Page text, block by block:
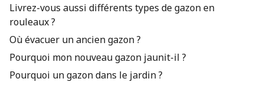
Livrez-vous aussi différents types de gazon en
rouleaux ?
Où évacuer un ancien gazon ?
Pourquoi mon nouveau gazon jaunit-il ?
Pourquoi un gazon dans le jardin ?